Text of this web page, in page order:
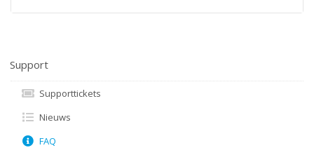
Support
Supporttickets
Nieuws
FAQ